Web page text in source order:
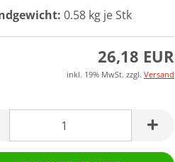
0.58kg je Stk
26,18 EUR
inkl. 19% MwSt. zzgl. Versand